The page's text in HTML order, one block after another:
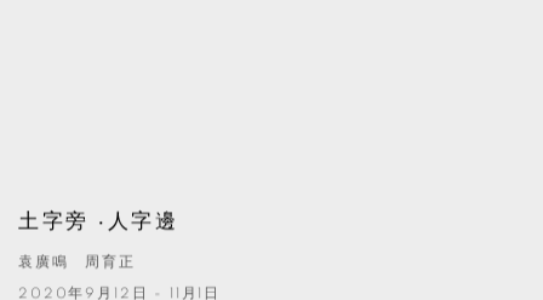
土字旁 ‧人字邊
袁廣鳴 周育正
2020年9月12日 - 11月1日